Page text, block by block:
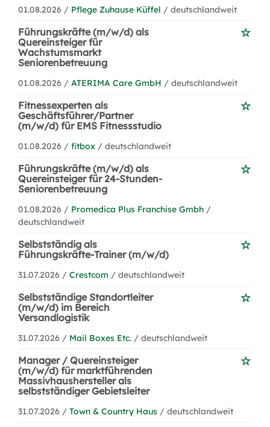
01.08.2026 / Pflege Zuhause Küffel / deutschlandweit
Führungskräfte (m/w/d) als
Quereinsteiger für
Wachstumsmarkt
Seniorenbetreuung
01.08.2026 / ATERIMA Care GmbH / deutschlandweit
Fitnessexperten als
Geschäftsführer/Partner
(m/w/d) für EMS Fitnessstudio
01.08.2026 / fitbox / deutschlandweit
Führungskräfte (m/w/d) als
Quereinsteiger für 24-Stunden-
Seniorenbetreuung
01.08.2026 / Promedica Plus Franchise Gmbh /
deutschlandweit
Selbstständig als
Führungskräfte-Trainer (m/w/d)
31.07.2026 / Crestcom / deutschlandweit
Selbstständige Standortleiter
(m/w/d) im Bereich
Versandlogistik
31.07.2026 / Mail Boxes Etc. / deutschlandweit
Manager / Quereinsteiger
(m/w/d) für marktführenden
Massivhaushersteller als
selbstständiger Gebietsleiter
31.07.2026 / Town & Country Haus / deutschlandweit